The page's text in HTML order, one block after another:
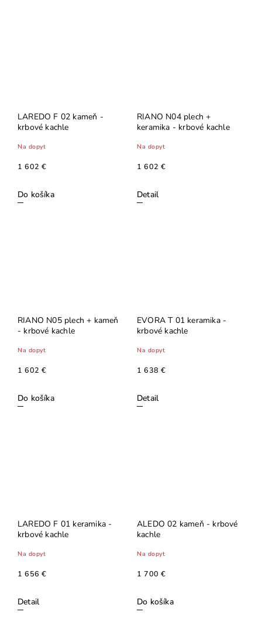
LAREDO F 02 kameň -
krbové kachle
Na dopyt
1 602 €
Do košíka
RIANO N04 plech +
keramika - krbové kachle
Na dopyt
1 602 €
Detail
RIANO N05 plech + kameň
- krbové kachle
Na dopyt
1 602 €
Do košíka
EVORA T 01 keramika -
krbové kachle
Na dopyt
1 638 €
Detail
LAREDO F 01 keramika -
krbové kachle
Na dopyt
1 656 €
Detail
ALEDO 02 kameň - krbové
kachle
Na dopyt
1 700 €
Do košíka